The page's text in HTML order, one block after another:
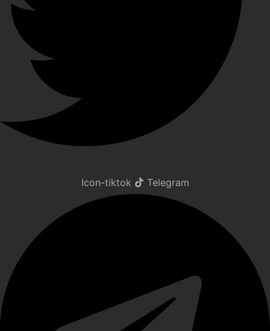
Icon-tiktok Telegram